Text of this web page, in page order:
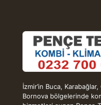
İzmir’in Buca,
Bornova bölgelerinde